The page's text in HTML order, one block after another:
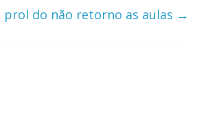
prol do não retorno as aulas →